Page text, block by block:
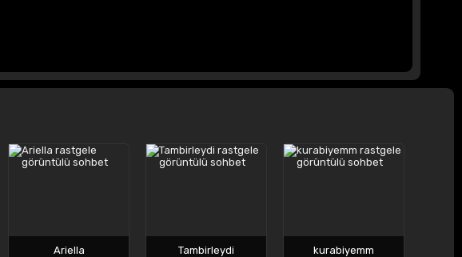
Ariella Tambirleydi kurabiyemm